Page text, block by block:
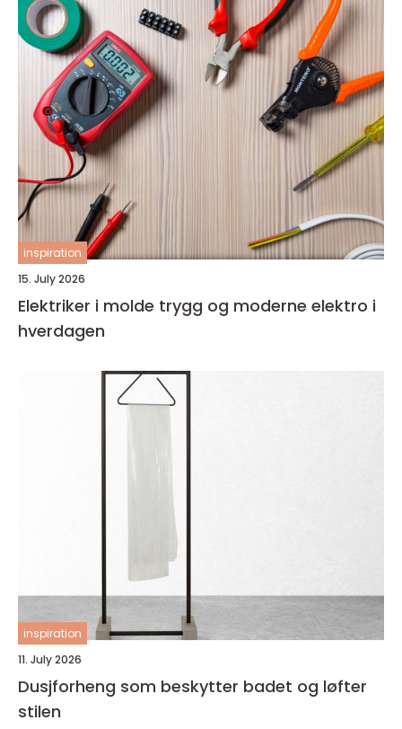
inspiration
15. July 2026
Elektriker i molde trygg og moderne elektro i
hverdagen
inspiration
11. July 2026
Dusjforheng som beskytter badet og løfter
stilen